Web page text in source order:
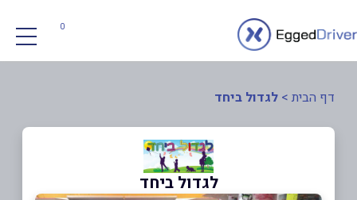
0
דף הבית > לגדול ביחד
לגדול ביחד